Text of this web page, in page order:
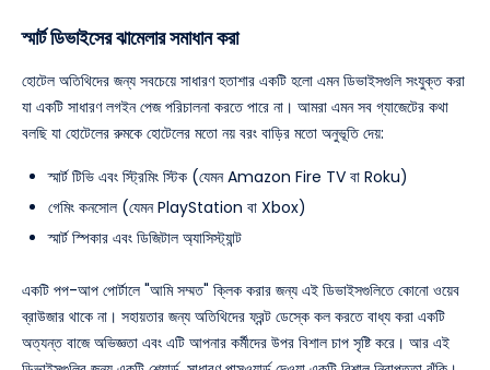
স্মার্ট ডিভাইসের ঝামেলার সমাধান করা
হোটেল অতিথিদের জন্য সবচেয়ে সাধারণ হতাশার একটি হলো এমন ডিভাইসগুলি সংযুক্ত করা
যা একটি সাধারণ লগইন পেজ পরিচালনা করতে পারে না। আমরা এমন সব গ্যাজেটের কথা
বলছি যা হোটেলের রুমকে হোটেলের মতো নয় বরং বাড়ির মতো অনুভূতি দেয়:
স্মার্ট টিভি এবং স্ট্রিমিং স্টিক (যেমন Amazon Fire TV বা Roku)
গেমিং কনসোল (যেমন PlayStation বা Xbox)
স্মার্ট স্পিকার এবং ডিজিটাল অ্যাসিস্ট্যান্ট
একটি পপ-আপ পোর্টালে "আমি সম্মত" ক্লিক করার জন্য এই ডিভাইসগুলিতে কোনো ওয়েব
ব্রাউজার থাকে না। সহায়তার জন্য অতিথিদের ফ্রন্ট ডেস্কে কল করতে বাধ্য করা একটি
অত্যন্ত বাজে অভিজ্ঞতা এবং এটি আপনার কর্মীদের উপর বিশাল চাপ সৃষ্টি করে। আর এই